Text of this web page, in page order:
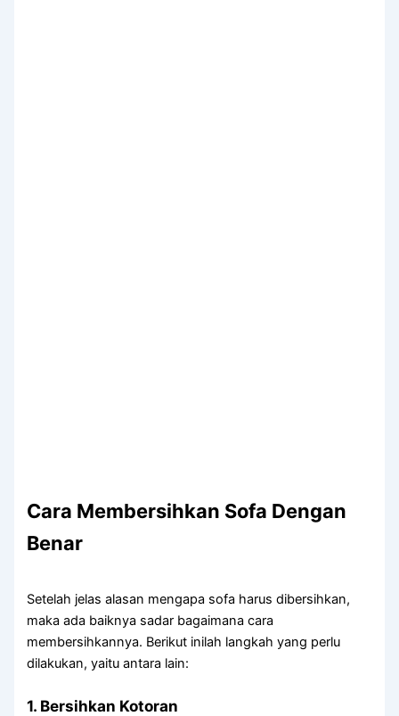
Cara Membersihkan Sofa Dengan
Benar
Setelah jelas alasan mengapa sofa harus dibersihkan,
maka ada baiknya sadar bagaimana cara
membersihkannya. Berikut inilah langkah yang perlu
dilakukan, yaitu antara lain:
1. Bersihkan Kotoran